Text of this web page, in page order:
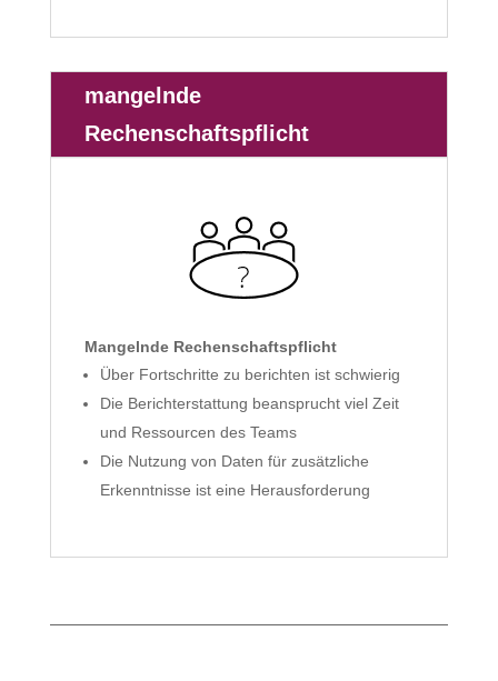
mangelnde
Rechenschaftspflicht
Mangelnde Rechenschaftspflicht
Über Fortschritte zu berichten ist schwierig
Die Berichterstattung beansprucht viel Zeit
und Ressourcen des Teams
Die Nutzung von Daten für zusätzliche
Erkenntnisse ist eine Herausforderung